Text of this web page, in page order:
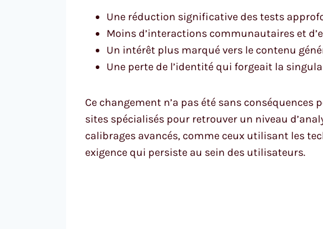
Une réduction significative des tests
Moins d’interactions communautaires et
Un intérêt plus marqué vers le contenu
Une perte de l’identité qui forgeait la
Ce changement n’a pas été sans
sites spécialisés pour retrouver un niveau
calibrages avancés, comme ceux utilisant les
exigence qui persiste au sein des utilisateurs.